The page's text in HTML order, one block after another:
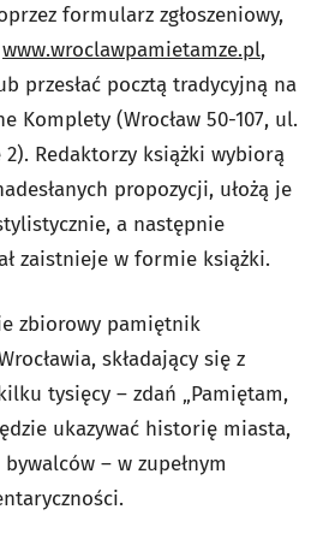
formularz zgłoszeniowy,
www.wroclawpamietamze.pl,
przesłać pocztą tradycyjną na
Komplety (Wrocław 50-107, ul.
Redaktorzy książki wybiorą
propozycji, ułożą je
a następnie
zaistnieje w formie książki.
zbiorowy pamiętnik
składający się z
tysięcy – zdań „Pamiętam,
ukazywać historię miasta,
– w zupełnym